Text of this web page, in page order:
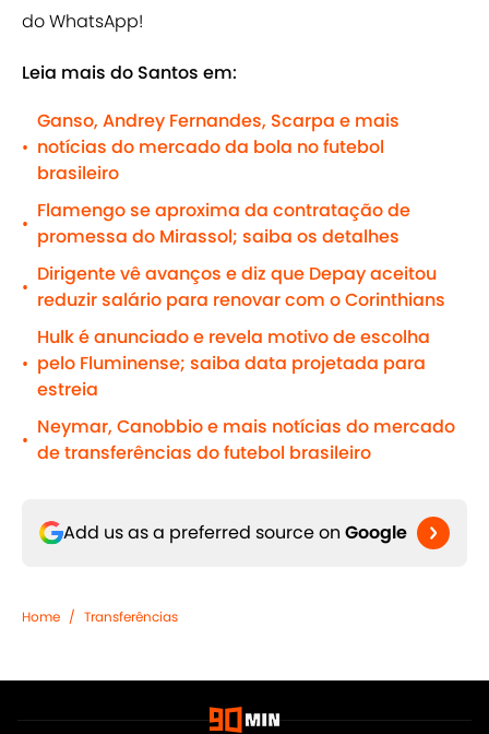
do WhatsApp!
Leia mais do Santos em:
•
Ganso, Andrey Fernandes, Scarpa e mais
notícias do mercado da bola no futebol
brasileiro
•
Flamengo se aproxima da contratação de
promessa do Mirassol; saiba os detalhes
•
Dirigente vê avanços e diz que Depay aceitou
reduzir salário para renovar com o Corinthians
•
Hulk é anunciado e revela motivo de escolha
pelo Fluminense; saiba data projetada para
estreia
•
Neymar, Canobbio e mais notícias do mercado
de transferências do futebol brasileiro
Add us as a preferred source on Google
Home / Transferências